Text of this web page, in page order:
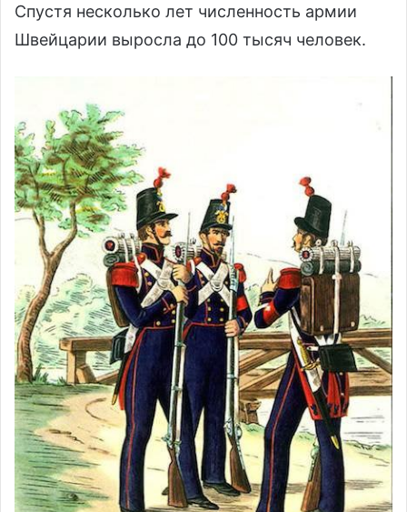
Спустя несколько лет численность армии
Швейцарии выросла до 100 тысяч человек.